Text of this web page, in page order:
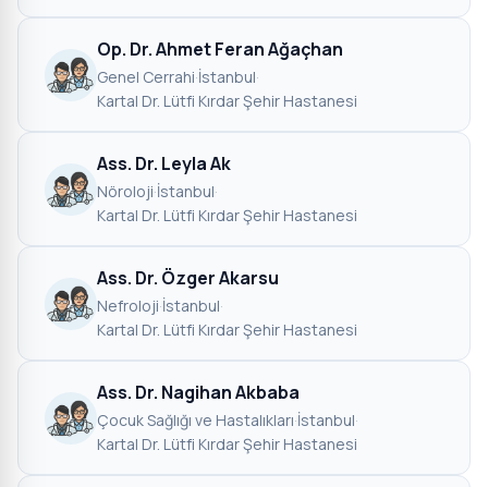
Op. Dr. Ahmet Feran Ağaçhan
Genel Cerrahi·İstanbul·
Kartal Dr. Lütfi Kırdar Şehir Hastanesi
Ass. Dr. Leyla Ak
Nöroloji·İstanbul·
Kartal Dr. Lütfi Kırdar Şehir Hastanesi
Ass. Dr. Özger Akarsu
Nefroloji·İstanbul·
Kartal Dr. Lütfi Kırdar Şehir Hastanesi
Ass. Dr. Nagihan Akbaba
Çocuk Sağlığı ve Hastalıkları·İstanbul·
Kartal Dr. Lütfi Kırdar Şehir Hastanesi